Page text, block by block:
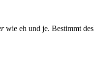
wie eh und je. Bestimmt